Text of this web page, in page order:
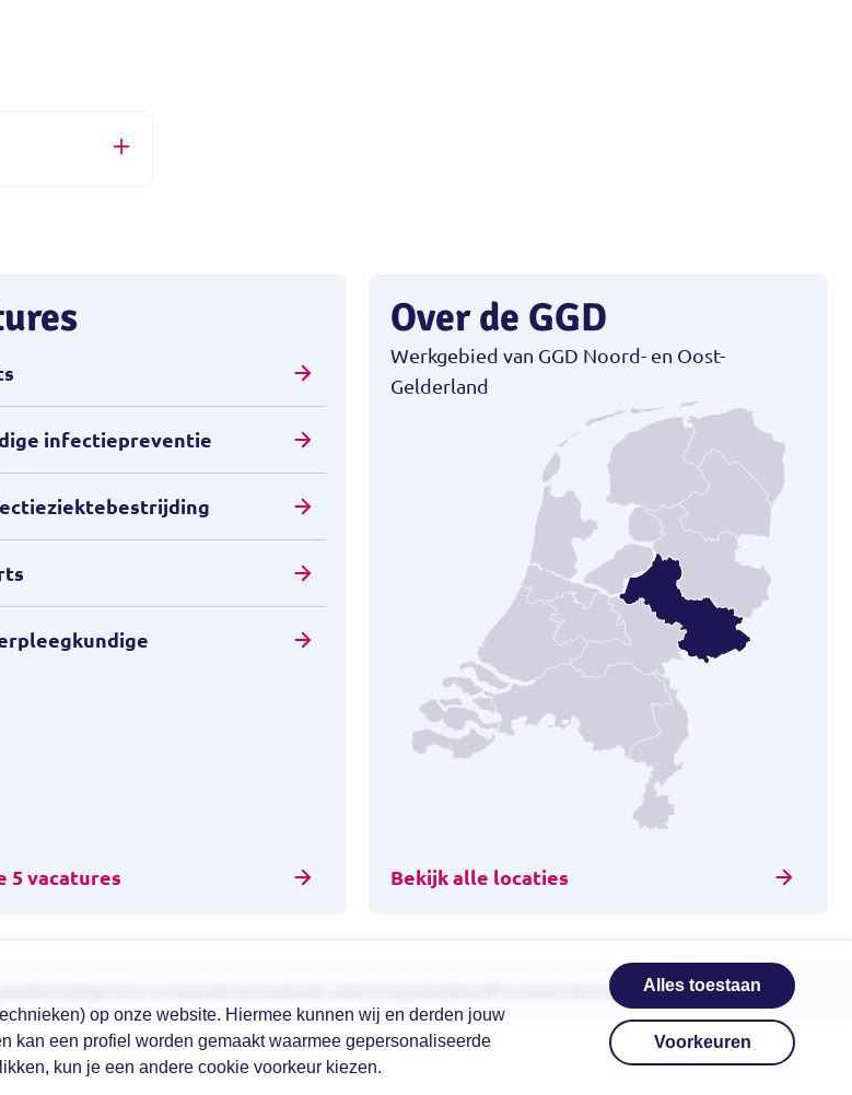
op onze website. Hiermee kunnen wij en derden jouw
kan een profiel worden gemaakt waarmee gepersonaliseerde
kun je een andere cookie voorkeur kiezen.
Alles toestaan
Voorkeuren
infectiepreventie
5 vacatures
Over de GGD
Werkgebied van GGD Noord- en Oost-
Gelderland
Bekijk alle locaties
Sitemap